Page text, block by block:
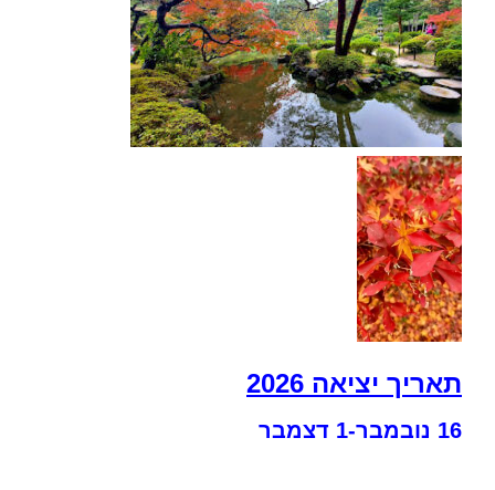
תאריך יציאה 2026
16 נובמבר-1 דצמבר